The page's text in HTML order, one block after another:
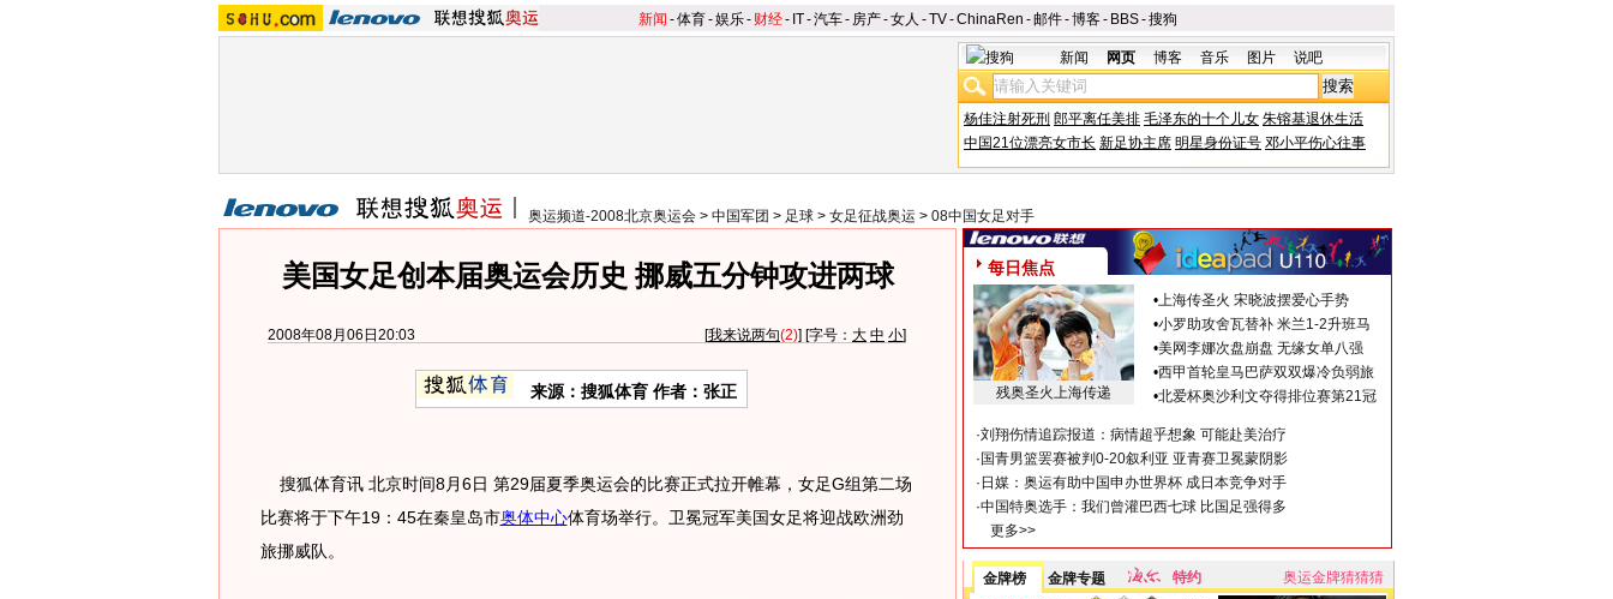
新闻 -体育-娱乐- 财经- IT-汽车- 房产-女人 -TV-ChinaRen -邮件-博客- BBS-搜狗
新闻 网页 博客 音乐 图片 说吧
杨佳注射死刑 郎平离任美排 毛泽东的十个儿女 朱镕基退休生活
中国21位漂亮女市长 新足协主席 明星身份证号 邓小平伤心往事
奥运频道-2008北京奥运会 > 中国军团 > 足球 > 女足征战奥运 > 08中国女足对手
美国女足创本届奥运会历史 挪威五分钟攻进两球
2008年08月06日20:03 [我来说两句(2)] [字号： 大 中 小]
来源：搜狐体育 作者：张正
搜狐体育讯 北京时间8月6日 第29届夏季奥运会的比赛正式拉开帷幕，女足G组第二场
比赛将于下午19：45在秦皇岛市奥体中心体育场举行。卫冕冠军美国女足将迎战欧洲劲
旅挪威队。
每日焦点
残奥圣火上海传递
•上海传圣火 宋晓波摆爱心手势
•小罗助攻舍瓦替补 米兰1-2升班马
•美网李娜次盘崩盘 无缘女单八强
•西甲首轮皇马巴萨双双爆冷负弱旅
•北爱杯奥沙利文夺得排位赛第21冠
·刘翔伤情追踪报道：病情超乎想象 可能赴美治疗
· 国青男篮罢赛被判0-20叙利亚 亚青赛卫冕蒙阴影
· 日媒：奥运有助中国申办世界杯 成日本竞争对手
·中国特奥选手：我们曾灌巴西七球 比国足强得多
更多>>
金牌榜 金牌专题 特约
奥运金牌猜猜猜